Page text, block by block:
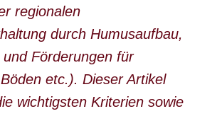
regionalen
durch Humusaufbau,
Förderungen für
etc.). Dieser Artikel
wichtigsten Kriterien sowie